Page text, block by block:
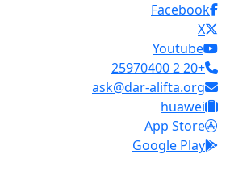
Facebook
X
Youtube
+20 2 25970400
ask@dar-alifta.org
huawei
App Store
Google Play